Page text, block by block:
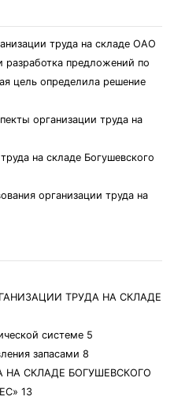
труда на складе ОАО
разработка предложений по
цель определила решение
организации труда на
на складе Богушевского
организации труда на
ТРУДА НА СКЛАДЕ
системе 5
запасами 8
НА СКЛАДЕ БОГУШЕВСКОГО
13